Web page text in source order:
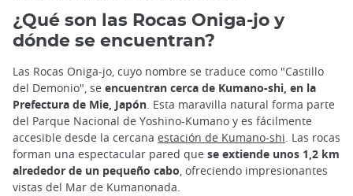
¿Qué son las Rocas Oniga-jo y
dónde se encuentran?
Las Rocas Oniga-jo, cuyo nombre se traduce como "Castillo
del Demonio", se encuentran cerca de Kumano-shi, en la
Prefectura de Mie, Japón. Esta maravilla natural forma parte
del Parque Nacional de Yoshino-Kumano y es fácilmente
accesible desde la cercana estación de Kumano-shi. Las rocas
forman una espectacular pared que se extiende unos 1,2 km
alrededor de un pequeño cabo, ofreciendo impresionantes
vistas del Mar de Kumanonada.